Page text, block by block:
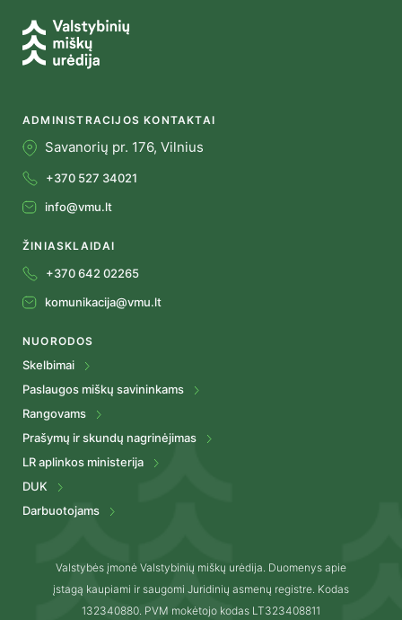
ADMINISTRACIJOS KONTAKTAI
Savanorių pr. 176, Vilnius
+370 527 34021
info@vmu.lt
ŽINIASKLAIDAI
+370 642 02265
komunikacija@vmu.lt
NUORODOS
Skelbimai
Paslaugos miškų savininkams
Rangovams
Prašymų ir skundų nagrinėjimas
LR aplinkos ministerija
DUK
Darbuotojams
Valstybės įmonė Valstybinių miškų urėdija. Duomenys apie
įstagą kaupiami ir saugomi Juridinių asmenų registre. Kodas
132340880. PVM mokėtojo kodas LT323408811